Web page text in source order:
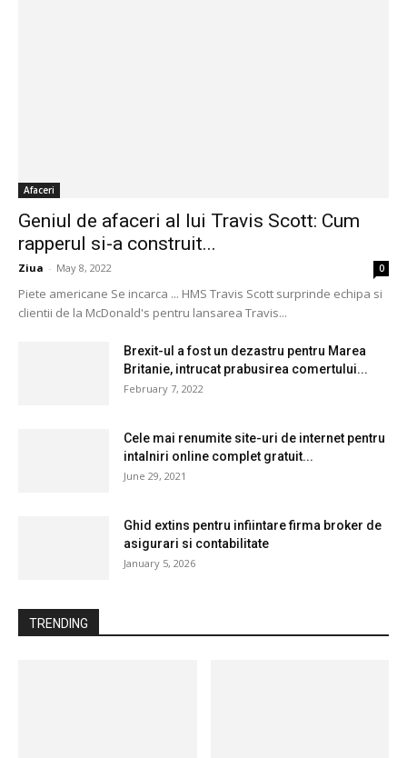
Afaceri
Geniul de afaceri al lui Travis Scott: Cum
rapperul si-a construit...
Ziua - May 8, 2022 0
Piete americane Se incarca ... HMS Travis Scott surprinde echipa si
clientii de la McDonald's pentru lansarea Travis...
Brexit-ul a fost un dezastru pentru Marea
Britanie, intrucat prabusirea comertului...
February 7, 2022
Cele mai renumite site-uri de internet pentru
intalniri online complet gratuit...
June 29, 2021
Ghid extins pentru infiintare firma broker de
asigurari si contabilitate
January 5, 2026
TRENDING